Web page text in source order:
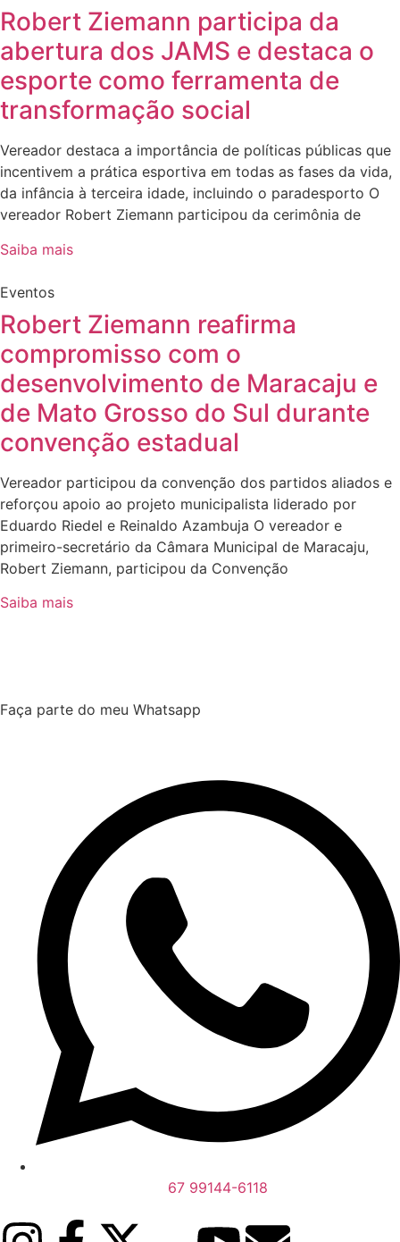
Robert Ziemann participa da
abertura dos JAMS e destaca o
esporte como ferramenta de
transformação social
Vereador destaca a importância de políticas públicas que
incentivem a prática esportiva em todas as fases da vida,
da infância à terceira idade, incluindo o paradesporto O
vereador Robert Ziemann participou da cerimônia de
Saiba mais
Eventos
Robert Ziemann reafirma
compromisso com o
desenvolvimento de Maracaju e
de Mato Grosso do Sul durante
convenção estadual
Vereador participou da convenção dos partidos aliados e
reforçou apoio ao projeto municipalista liderado por
Eduardo Riedel e Reinaldo Azambuja O vereador e
primeiro-secretário da Câmara Municipal de Maracaju,
Robert Ziemann, participou da Convenção
Saiba mais
Faça parte do meu Whatsapp
67 99144-6118